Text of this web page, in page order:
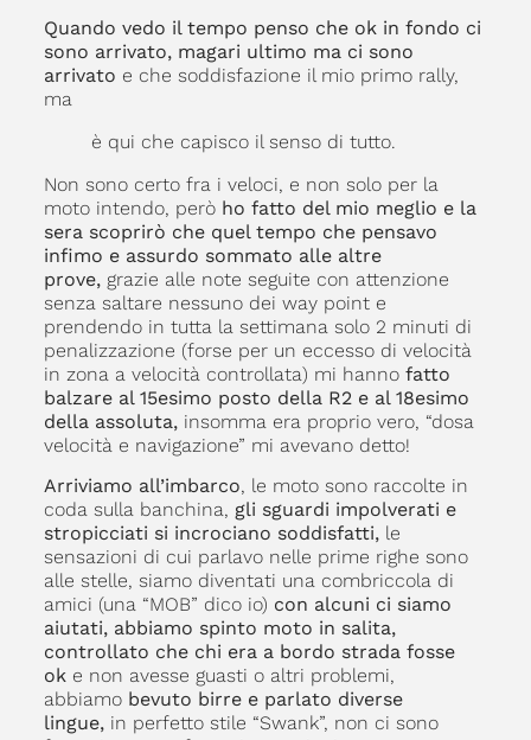
Quando vedo il tempo penso che ok in fondo ci
sono arrivato, magari ultimo ma ci sono
arrivato e che soddisfazione il mio primo rally,
ma
è qui che capisco il senso di tutto.
Non sono certo fra i veloci, e non solo per la
moto intendo, però ho fatto del mio meglio e la
sera scoprirò che quel tempo che pensavo
infimo e assurdo sommato alle altre
prove, grazie alle note seguite con attenzione
senza saltare nessuno dei way point e
prendendo in tutta la settimana solo 2 minuti di
penalizzazione (forse per un eccesso di velocità
in zona a velocità controllata) mi hanno fatto
balzare al 15esimo posto della R2 e al 18esimo
della assoluta, insomma era proprio vero, “dosa
velocità e navigazione” mi avevano detto!
Arriviamo all’imbarco, le moto sono raccolte in
coda sulla banchina, gli sguardi impolverati e
stropicciati si incrociano soddisfatti,le
sensazioni di cui parlavo nelle prime righe sono
alle stelle, siamo diventati una combriccola di
amici (una “MOB” dico io) con alcuni ci siamo
aiutati, abbiamo spinto moto in salita,
controllato che chi era a bordo strada fosse
ok e non avesse guasti o altri problemi,
abbiamo bevuto birre e parlato diverse
lingue, in perfetto stile “Swank”, non ci sono